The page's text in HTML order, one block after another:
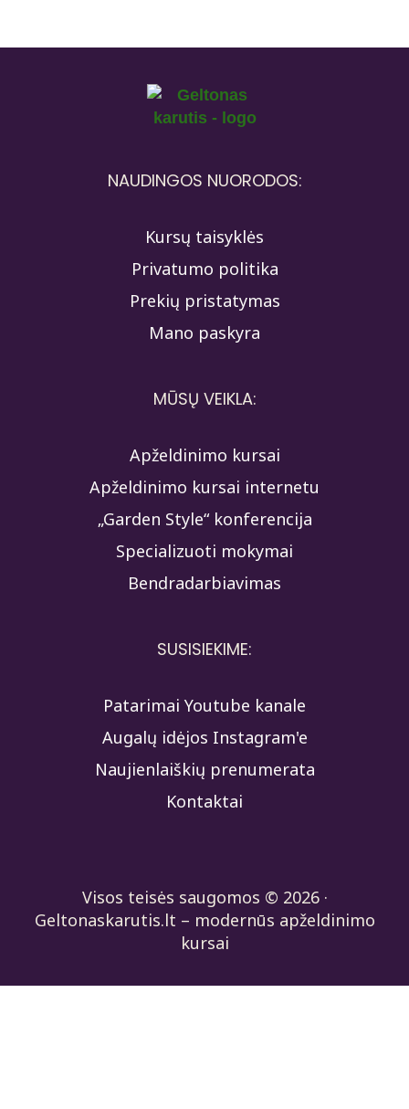
NAUDINGOS NUORODOS:
Kursų taisyklės
Privatumo politika
Prekių pristatymas
Mano paskyra
MŪSŲ VEIKLA:
Apželdinimo kursai
Apželdinimo kursai internetu
„Garden Style“ konferencija
Specializuoti mokymai
Bendradarbiavimas
SUSISIEKIME:
Patarimai Youtube kanale
Augalų idėjos Instagram'e
Naujienlaiškių prenumerata
Kontaktai
Visos teisės saugomos © 2026 ·
Geltonaskarutis.lt – modernūs apželdinimo
kursai